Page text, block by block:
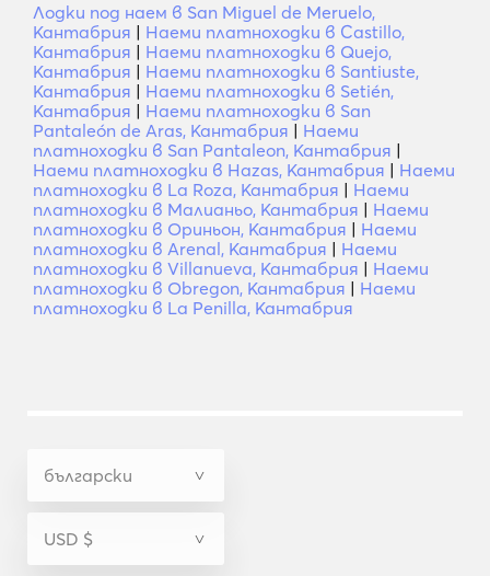
Лодки под наем в San Miguel de Meruelo,
Кантабрия | Наеми платноходки в Castillo,
Кантабрия | Наеми платноходки в Quejo,
Кантабрия | Наеми платноходки в Santiuste,
Кантабрия | Наеми платноходки в Setién,
Кантабрия | Наеми платноходки в San
Pantaleón de Aras, Кантабрия | Наеми
платноходки в San Pantaleon, Кантабрия |
Наеми платноходки в Hazas, Кантабрия | Наеми
платноходки в La Roza, Кантабрия | Наеми
платноходки в Малианьо, Кантабрия | Наеми
платноходки в Ориньон, Кантабрия | Наеми
платноходки в Arenal, Кантабрия | Наеми
платноходки в Villanueva, Кантабрия | Наеми
платноходки в Obregon, Кантабрия | Наеми
платноходки в La Penilla, Кантабрия